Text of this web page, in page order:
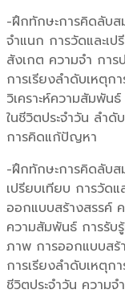
-ฝึกทักษะการคิดลับส
จำแนก การวัดและเ
สังเกต ความจำ กา
การเรียงลำดับเหตุ
วิเคราะห์ความสัมพัน
ในชีวิตประจำวัน ลำ
การคิดแก้ปัญหา
-ฝึกทักษะการคิดลับส
เปรียบเทียบ การวัด
ออกแบบสร้างสรรค์ ค
ความสัมพันธ์ การรับ
ภาพ การออกแบบสร้
การเรียงลำดับเหตุ
ชีวิตประจำวัน ความจำ